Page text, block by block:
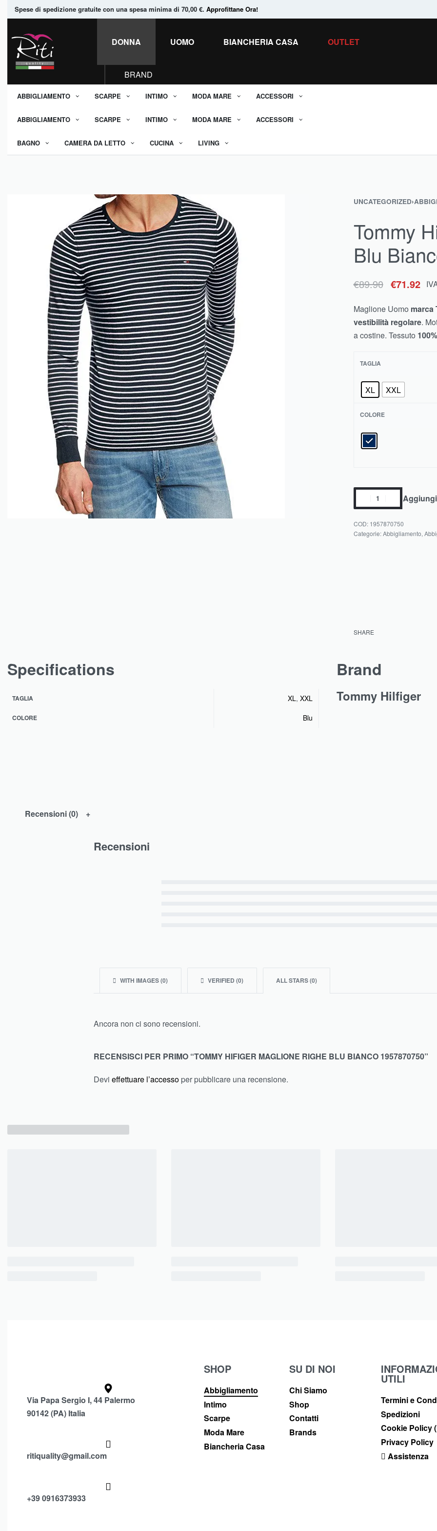
Spese di spedizione gratuite con una spesa minima di 70,00 €. Approfittane Ora!
DONNA UOMO BIANCHERIA CASA OUTLET
BRAND
ABBIGLIAMENTO SCARPE INTIMO MODA MARE ACCESSORI
ABBIGLIAMENTO SCARPE INTIMO MODA MARE ACCESSORI
BAGNO CAMERA DA LETTO CUCINA LIVING
UNCATEGORIZED›
Tommy
Blu
€89.90 €71.92
Maglione Uomo marca
vestibilità regolare.
a costine. Tessuto
TAGLIA
XL XXL
COLORE
1957870750
Categorie:Abbigliamento,
SHARE
Specifications
TAGLIA XL, XXL
COLORE Blu
Brand
Tommy Hilfiger
Recensioni (0)
Recensioni
WITH IMAGES (0) VERIFIED (0) ALL STARS (0)
Ancora non ci sono recensioni.
RECENSISCI PER PRIMO “TOMMY HIFIGER MAGLIONE RIGHE BLU BIANCO 1957870750”
Devi effettuare l’accesso per pubblicare una recensione.
Via Papa Sergio I, 44 Palermo
90142 (PA) Italia
ritiquality@gmail.com
+39 0916373933
SHOP
Abbigliamento
Intimo
Scarpe
Moda Mare
Biancheria Casa
SU DI NOI
Chi Siamo
Shop
Contatti
Brands
UTILI
Termini e
Spedizioni
Cookie Policy
Privacy Policy
Assistenza